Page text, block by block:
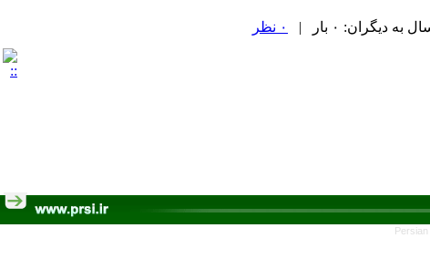
دیگران: ۰ بار | ۰ نظر